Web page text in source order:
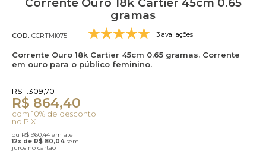
gramas
COD. CCRTMI075 3 avaliações
Corrente Ouro 18k Cartier 45cm 0.65 gramas. Corrente
em ouro para o público feminino.
R$ 1.309,70
R$ 864,40
com 10% de desconto
no PIX
ou R$ 960,44 em até
12x de R$ 80,04 sem
juros no cartão